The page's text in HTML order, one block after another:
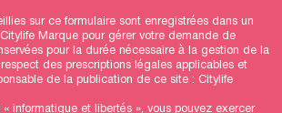
sur ce formulaire sont enregistrées dans un
Marque pour gérer votre demande de
pour la durée nécessaire à la gestion de la
des prescriptions légales applicables et
de la publication de ce site : Citylife
informatique et libertés », vous pouvez exercer